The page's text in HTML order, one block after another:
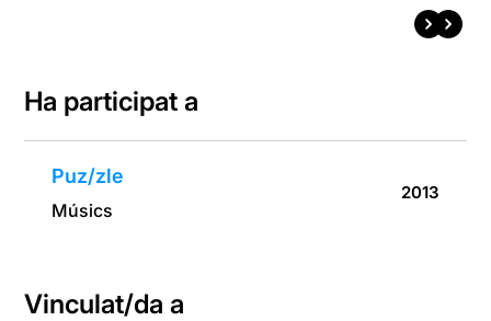
Ha participat a
Puz/zle
Músics
2013
Vinculat/da a